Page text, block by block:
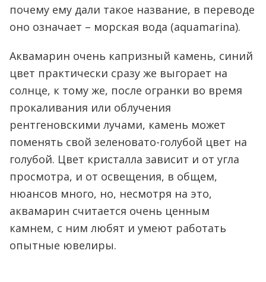
почему ему дали такое название, в переводе
оно означает – морская вода (aquamarina).
Аквамарин очень капризный камень, синий
цвет практически сразу же выгорает на
солнце, к тому же, после огранки во время
прокаливания или облучения
рентгеновскими лучами, камень может
поменять свой зеленовато-голубой цвет на
голубой. Цвет кристалла зависит и от угла
просмотра, и от освещения, в общем,
нюансов много, но, несмотря на это,
аквамарин считается очень ценным
камнем, с ним любят и умеют работать
опытные ювелиры.